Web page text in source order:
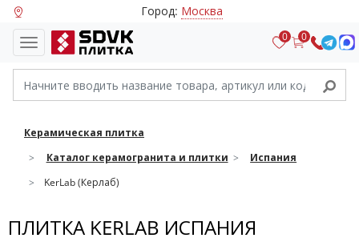
Город: Москва
0 0
Керамическая плитка
Каталог керамогранита и плитки
Испания
KerLab (Керлаб)
ПЛИТКА KERLAB ИСПАНИЯ